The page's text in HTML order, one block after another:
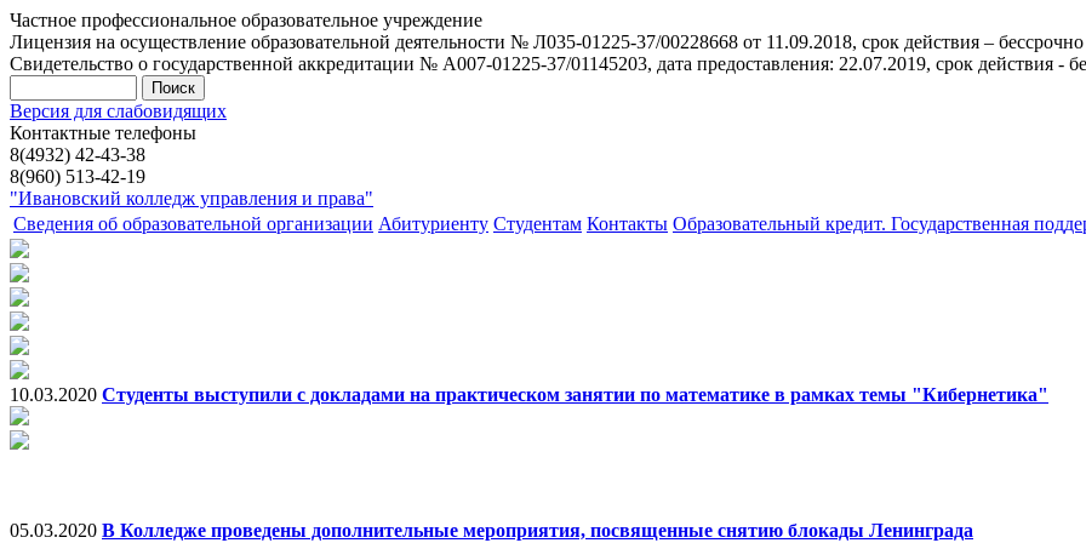
Частное профессиональное образовательное учреждение
Лицензия на осуществление образовательной деятельности № Л035-01225-37/00228668 от 11.09.2018, срок действия – бессрочно
Свидетельство о государственной аккредитации № А007-01225-37/01145203, дата предоставления: 22.07.2019, срок действия -
Версия для слабовидящих
Контактные телефоны
8(4932) 42-43-38
8(960) 513-42-19
"Ивановский колледж управления и права"
Сведения об образовательной организации Абитуриенту Студентам Контакты Образовательный кредит. Государственная
10.03.2020 Студенты выступили с докладами на практическом занятии по математике в рамках темы "Кибернетика"
05.03.2020 В Колледже проведены дополнительные мероприятия, посвященные снятию блокады Ленинграда